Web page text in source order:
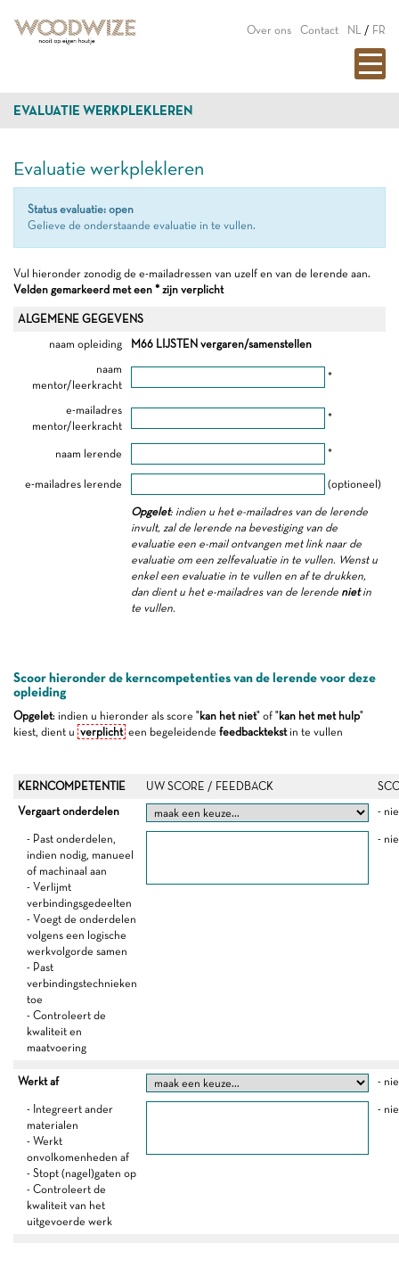
Over ons Contact NL / FR
EVALUATIE WERKPLEKLEREN
Evaluatie werkplekleren
Status evaluatie: open
Gelieve de onderstaande evaluatie in te vullen.
Vul hieronder zonodig de e-mailadressen van uzelf en van de lerende aan.
Velden gemarkeerd met een * zijn verplicht
ALGEMENE GEGEVENS
naam opleiding
M66 LIJSTEN vergaren/samenstellen
naam
mentor/leerkracht
*
e-mailadres
mentor/leerkracht
*
naam lerende *
e-mailadres lerende (optioneel)
Opgelet: indien u het e-mailadres van de lerende
invult, zal de lerende na bevestiging van de
evaluatie een e-mail ontvangen met link naar de
evaluatie om een zelfevaluatie in te vullen. Wenst u
enkel een evaluatie in te vullen en af te drukken,
dan dient u het e-mailadres van de lerende nietin
te vullen.
Scoor hieronder de kerncompetenties van de lerende voor deze
opleiding
Opgelet: indien u hieronder als score "kan het niet" of "kan het met hulp"
kiest, dient u verplicht een begeleidende feedbacktekstin te vullen
KERNCOMPETENTIE UW SCORE / FEEDBACK
Vergaart onderdelen
-
- Past onderdelen,
indien nodig, manueel
of machinaal aan
- Verlijmt
verbindingsgedeelten
- Voegt de onderdelen
volgens een logische
werkvolgorde samen
- Past
verbindingstechnieken
toe
- Controleert de
kwaliteit en
maatvoering
-
Werkt af -
- Integreert ander
materialen
- Werkt
onvolkomenheden af
- Stopt (nagel)gaten op
- Controleert de
kwaliteit van het
uitgevoerde werk
-